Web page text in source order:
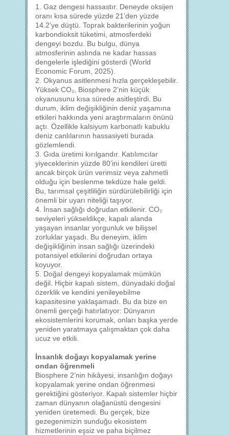
1. Gaz dengesi hassastır. Deneyde oksijen
oranı kısa sürede yüzde 21’den yüzde
14.2’ye düştü. Toprak bakterilerinin yoğun
karbondioksit tüketimi, atmosferdeki
dengeyi bozdu. Bu bulgu, dünya
atmosferinin aslında ne kadar hassas
dengelerle işlediğini gösterdi (World
Economic Forum, 2025).
2. Okyanus asitlenmesi hızla gerçekleşebilir.
Yüksek CO₂, Biosphere 2’nin küçük
okyanusunu kısa sürede asitleştirdi. Bu
durum, iklim değişikliğinin deniz yaşamına
etkileri hakkında yeni araştırmaların önünü
açtı. Özellikle kalsiyum karbonatlı kabuklu
deniz canlılarının hassasiyeti burada
gözlemlendi.
3. Gıda üretimi kırılgandır. Katılımcılar
yiyeceklerinin yüzde 80’ini kendileri üretti
ancak birçok ürün verimsiz veya zahmetli
olduğu için beslenme tekdüze hale geldi.
Bu, tarımsal çeşitliliğin sürdürülebilirliği için
önemli bir uyarı niteliği taşıyor.
4. İnsan sağlığı doğrudan etkilenir. CO₂
seviyeleri yükseldikçe, kapalı alanda
yaşayan insanlar yorgunluk ve bilişsel
zorluklar yaşadı. Bu deneyim, iklim
değişikliğinin insan sağlığı üzerindeki
potansiyel etkilerini doğrudan ortaya
koyuyor.
5. Doğal dengeyi kopyalamak mümkün
değil. Hiçbir kapalı sistem, dünyadaki doğal
özerklik ve kendini yenileyebilme
kapasitesine yaklaşamadı. Bu da bize en
önemli gerçeği hatırlatıyor: Dünyanın
ekosistemlerini korumak, onları başka yerde
yeniden yaratmaya çalışmaktan çok daha
ucuz ve etkili.
İnsanlık doğayı kopyalamak yerine
ondan öğrenmeli
Biosphere 2’nin hikâyesi, insanlığın doğayı
kopyalamak yerine ondan öğrenmesi
gerektiğini gösteriyor. Kapalı sistemler hiçbir
zaman dünyanın olağanüstü dengesini
yeniden üretemedi. Bu gerçek, bize
gezegenimizin sunduğu ekosistem
hizmetlerinin eşsiz ve paha biçilmez